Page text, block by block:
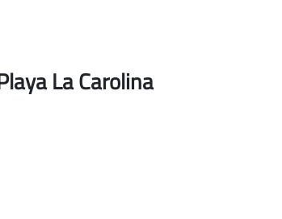
La Carolina